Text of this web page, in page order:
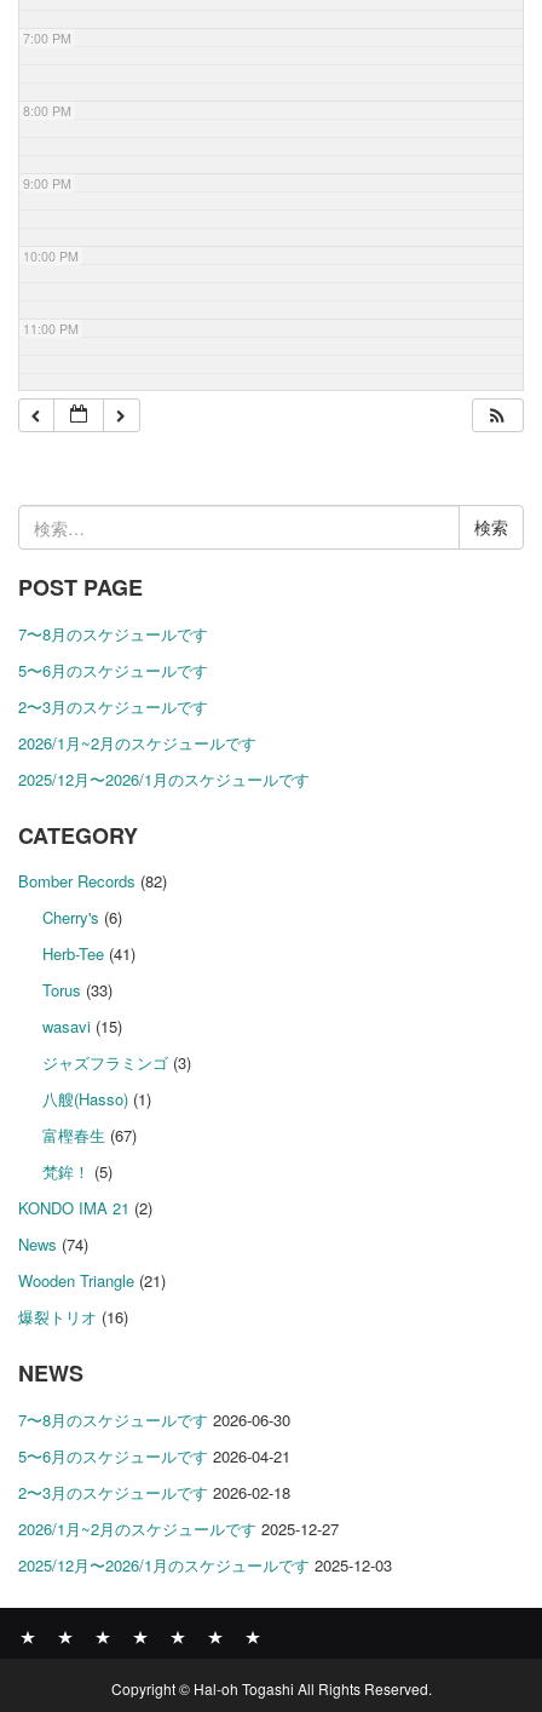
7:00 PM
8:00 PM
9:00 PM
10:00 PM
11:00 PM
検
索:
POST PAGE
7〜8月のスケジュールです
5〜6月のスケジュールです
2〜3月のスケジュールです
2026/1月~2月のスケジュールです
2025/12月〜2026/1月のスケジュールです
CATEGORY
Bomber Records (82)
Cherry's (6)
Herb-Tee(41)
Torus (33)
wasavi(15)
ジャズフラミンゴ(3)
八艘(Hasso)(1)
富樫春生 (67)
梵鉾！ (5)
KONDO IMA 21 (2)
News (74)
Wooden Triangle (21)
爆裂トリオ (16)
NEWS
7〜8月のスケジュールです 2026-06-30
5〜6月のスケジュールです 2026-04-21
2〜3月のスケジュールです 2026-02-18
2026/1月~2月のスケジュールです 2025-12-27
2025/12月〜2026/1月のスケジュールです 2025-12-03
RECORDS
PROFILE
Copyright © Hal-oh Togashi All Rights Reserved.